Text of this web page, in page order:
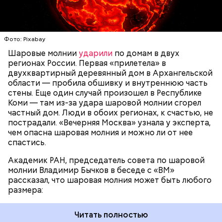
Фото: Pixabay
Шаровые молнииударили по домам в двух
регионах России. Первая «прилетела» в
двухквартирный деревянный дом в Архангельской
области — пробила обшивку и внутреннюю часть
стены. Еще один случай произошел в Республике
Коми — там из-за удара шаровой молнии сгорел
частный дом. Люди в обоих регионах, к счастью, не
пострадали. «Вечерняя Москва» узнала у эксперта,
чем опасна шаровая молния и можно ли от нее
спастись.
Академик РАН, председатель совета по шаровой
молнии Владимир Бычков в беседе с «ВМ»
рассказал, что шаровая молния может быть любого
размера:
доходить до нескольких метров. Шаровая молния
проходит и через стекла, даже часто не оставляя
следов. Она как капля стекает, растекается. Может
и в окно влезть, причем в двухметровое.
Сжимается, как воздушный шар, и проходит.
Читать полностью
УЧЕНЫЕ МОЛНИИ ПОГОДА
По его словам, солдаты не знали о масштабах
трагедии. Подобных аварий раньше не случалось.
Поэтому он не испытывал страха.